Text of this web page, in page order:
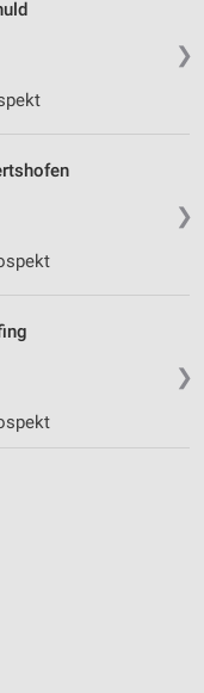
❯
❯
❯
oder
von